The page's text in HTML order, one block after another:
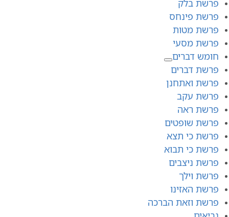
פרשת בלק
פרשת פינחס
פרשת מטות
פרשת מסעי
חומש דברים
פרשת דברים
פרשת ואתחנן
פרשת עקב
פרשת ראה
פרשת שופטים
פרשת כי תצא
פרשת כי תבוא
פרשת ניצבים
פרשת וילך
פרשת האזינו
פרשת וזאת הברכה